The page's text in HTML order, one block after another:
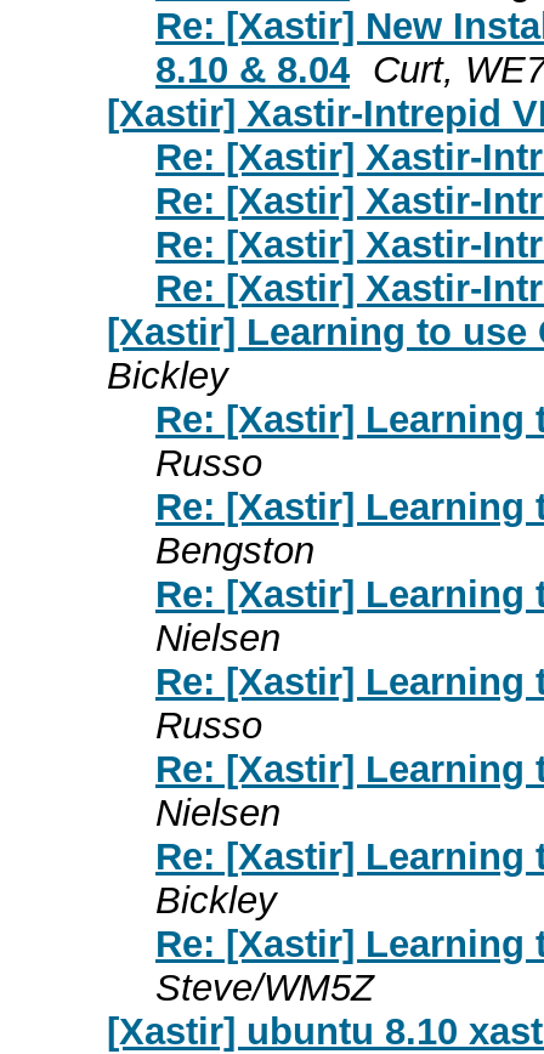
Re: [Xastir] New
8.10 & 8.04 Curt,
[Xastir] Xastir-Intrepid
Re: [Xastir] Xastir-
Re: [Xastir] Xastir-
Re: [Xastir] Xastir-
Re: [Xastir] Xastir-
[Xastir] Learning to use
Bickley
Re: [Xastir] Learning
Russo
Re: [Xastir] Learning
Bengston
Re: [Xastir] Learning
Nielsen
Re: [Xastir] Learning
Russo
Re: [Xastir] Learning
Nielsen
Re: [Xastir] Learning
Bickley
Re: [Xastir] Learning
Steve/WM5Z
[Xastir] ubuntu 8.10